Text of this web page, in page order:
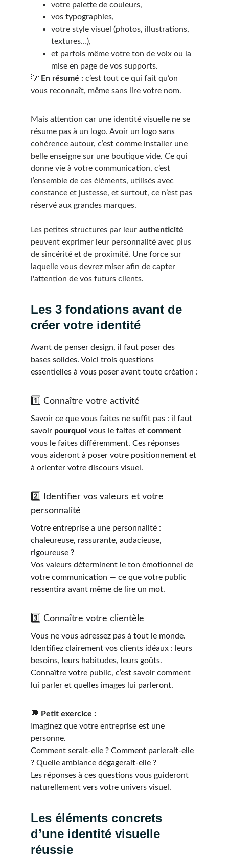
votre palette de couleurs,
vos typographies,
votre style visuel (photos, illustrations,
textures…),
et parfois même votre ton de voix ou la
mise en page de vos supports.
💡 En résumé : c’est tout ce qui fait qu’on
vous reconnaît, même sans lire votre nom.
Mais attention car une identité visuelle ne se
résume pas à un logo. Avoir un logo sans
cohérence autour, c’est comme installer une
belle enseigne sur une boutique vide. Ce qui
donne vie à votre communication, c’est
l’ensemble de ces éléments, utilisés avec
constance et justesse, et surtout, ce n’est pas
réservé aux grandes marques.
Les petites structures par leur authenticité
peuvent exprimer leur personnalité avec plus
de sincérité et de proximité. Une force sur
laquelle vous devrez miser afin de capter
l'attention de vos futurs clients.
Les 3 fondations avant de
créer votre identité
Avant de penser design, il faut poser des
bases solides. Voici trois questions
essentielles à vous poser avant toute création :
1️⃣ Connaître votre activité
Savoir ce que vous faites ne suffit pas : il faut
savoir pourquoi vous le faites et comment
vous le faites différemment. Ces réponses
vous aideront à poser votre positionnement et
à orienter votre discours visuel.
2️⃣ Identifier vos valeurs et votre
personnalité
Votre entreprise a une personnalité :
chaleureuse, rassurante, audacieuse,
rigoureuse ?
Vos valeurs déterminent le ton émotionnel de
votre communication — ce que votre public
ressentira avant même de lire un mot.
3️⃣ Connaître votre clientèle
Vous ne vous adressez pas à tout le monde.
Identifiez clairement vos clients idéaux : leurs
besoins, leurs habitudes, leurs goûts.
Connaître votre public, c’est savoir comment
lui parler et quelles images lui parleront.
💬 Petit exercice :
Imaginez que votre entreprise est une
personne.
Comment serait-elle ? Comment parlerait-elle
? Quelle ambiance dégagerait-elle ?
Les réponses à ces questions vous guideront
naturellement vers votre univers visuel.
Les éléments concrets
d’une identité visuelle
réussie